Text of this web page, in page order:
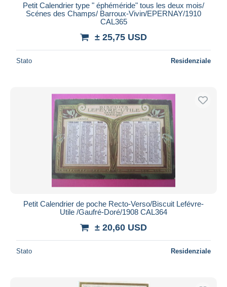
Petit Calendrier type " éphéméride" tous les deux mois/
Scénes des Champs/ Barroux-Vivin/EPERNAY/1910
CAL365
± 25,75 USD
Stato Residenziale
Petit Calendrier de poche Recto-Verso/Biscuit Lefévre-
Utile /Gaufré-Doré/1908 CAL364
± 20,60 USD
Stato Residenziale